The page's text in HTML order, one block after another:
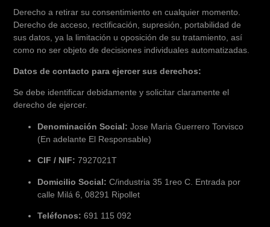
Derecho a retirar su consentimiento en cualquier momento.
Derecho de acceso, rectificación, supresión, portabilidad de
sus datos, ya la limitación u oposición de su tratamiento, así
como no ser objeto de decisiones individuales automatizadas.
Datos de contacto para ejercer sus derechos:
Se debe identificar debidamente y solicitar claramente el
derecho de ejercer.
Denominación Social: Jose Maria Guerrero Torvisco
(En adelante El Responsable)
CIF / NIF: 7927021T
Domicilio Social: C/industria 35 1reo C. Entrada por
calle Milá 6, 08291 Ripollet
Teléfonos: 691 115 092